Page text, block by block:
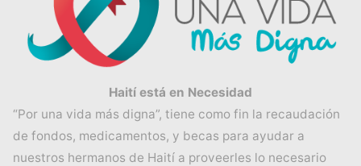
Haití está en Necesidad
“Por una vida más digna”, tiene como fin la recaudación
de fondos, medicamentos, y becas para ayudar a
nuestros hermanos de Haití a proveerles lo necesario